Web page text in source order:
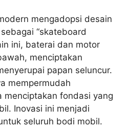
mengadopsi desain
“skateboard
ini, baterai dan motor
menciptakan
papan seluncur.
mempermudah
menciptakan fondasi yang
Inovasi ini menjadi
seluruh bodi mobil.